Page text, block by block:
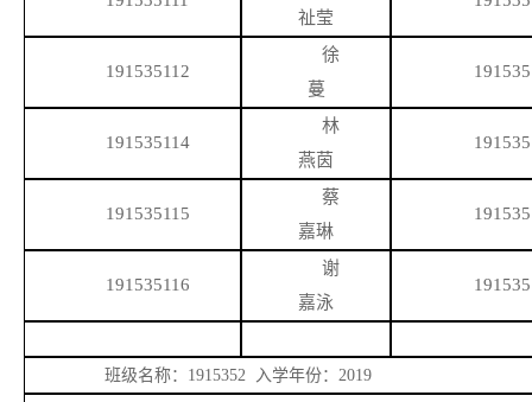
祉莹
191535112
徐
蔓
191535114
林
燕茵
191535115
蔡
嘉琳
191535116
谢
嘉泳
班级名称： 1915352 入学年份：2019